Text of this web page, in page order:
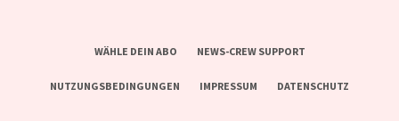
WÄHLE DEIN ABO NEWS-CREW SUPPORT
NUTZUNGSBEDINGUNGEN IMPRESSUM DATENSCHUTZ